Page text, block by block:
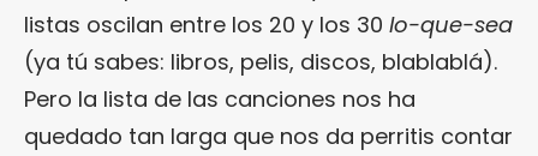
listas oscilan entre los 20 y los 30 lo-que-sea
(ya tú sabes: libros, pelis, discos, blablablá).
Pero la lista de las canciones nos ha
quedado tan larga que nos da perritis contar